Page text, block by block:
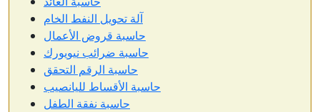
آلة تحويل النفط الخام
حاسبة قروض الأعمال
حاسبة ضرائب نيويورك
حاسبة الرقم التحقق
حاسبة الأقساط لليانصيب
حاسبة نفقة الطفل